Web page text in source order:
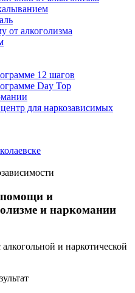
от алкоголизма
12 шагов
Day Top
для наркозависимых
помощи и
и наркомании
и наркотической